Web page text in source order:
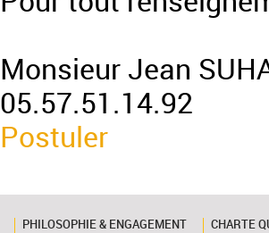
Monsieur Jean
05.57.51.14.92
Postuler
PHILOSOPHIE & ENGAGEMENT
CHARTE